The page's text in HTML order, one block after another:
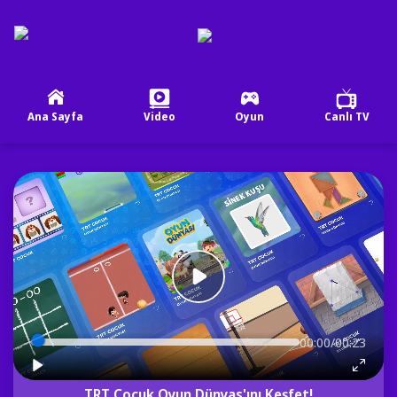
Ana Sayfa Video Oyun Canlı TV
00:00/00:23